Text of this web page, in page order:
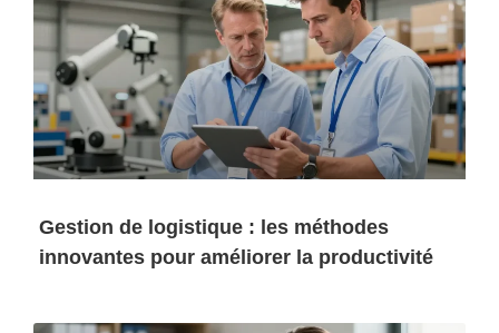
Gestion de logistique : les méthodes
innovantes pour améliorer la productivité